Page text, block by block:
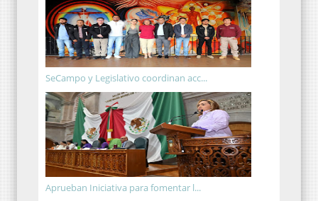
SeCampo y Legislativo coordinan acc...
Aprueban Iniciativa para fomentar l...